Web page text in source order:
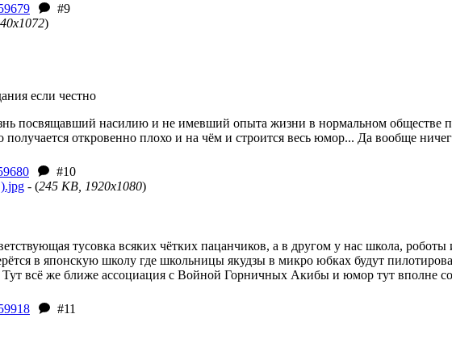
#9
)
если честно
посвящавший насилию и не имевший опыта жизни в нормальном обществе
получается откровенно плохо и на чём и строится весь юмор... Да вообще
#10
- (245 KB, 1920x1080)
тусовка всяких чётких пацанчиков, а в другом у нас школа,
в японскую школу где школьницы якудзы в микро юбках будут
Тут всё же ближе ассоциация с Войной Горничных Акибы и юмор тут вполне
#11